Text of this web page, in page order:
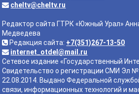
cheltv@cheltv.ru
Редактор сайта ГТРК «Южный Урал»
Медведева
Редакция сайта: +7(351)267-13-50
internet_otdel@mail.ru
Сетевое издание «Государственный
Свидетельство о регистрации СМИ Эл
22.08.2014. Выдано Федеральной
связи, информационных технологий и